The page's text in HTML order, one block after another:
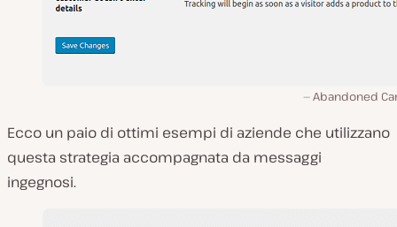
Abandoned
Ecco un paio di ottimi esempi di aziende che utilizzano
questa strategia accompagnata da messaggi
ingegnosi.